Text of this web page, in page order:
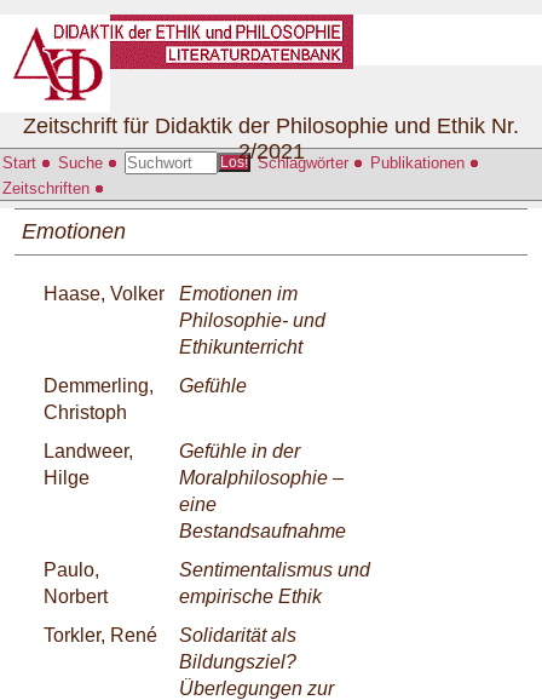
Start Suche Los! Schlagwörter
Publikationen
Zeitschriften
Zeitschrift für Didaktik der Philosophie und Ethik Nr.
2/2021
Emotionen
Haase, Volker
Emotionen im
Philosophie- und
Ethikunterricht
Demmerling,
Christoph
Gefühle
Landweer,
Hilge
Gefühle in der
Moralphilosophie –
eine
Bestandsaufnahme
Paulo,
Norbert
Sentimentalismus und
empirische Ethik
Torkler, René
Solidarität als
Bildungsziel?
Überlegungen zur